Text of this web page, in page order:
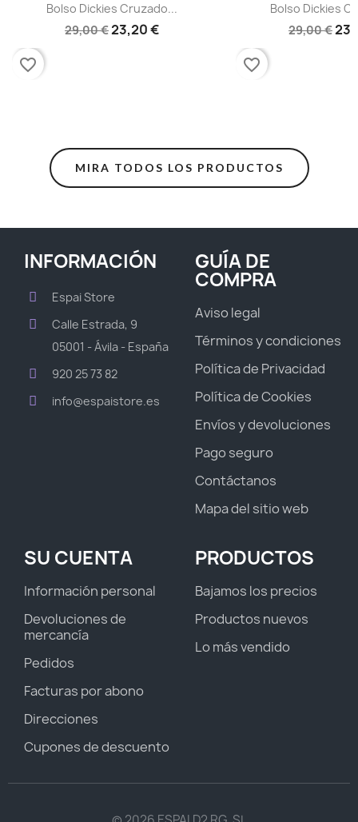
Bolso Dickies Cruzado...
29,00 €23,20 €
favorite_border
Bolso Dickies
29,00 €
favorite_border
MIRA TODOS LOS PRODUCTOS
INFORMACIÓN
Espai Store
Calle Estrada, 9
05001 - Ávila - España
920 25 73 82
info@espaistore.es
GUÍA DE
COMPRA
Aviso legal
Términos y condiciones
Política de Privacidad
Política de Cookies
Envíos y devoluciones
Pago seguro
Contáctanos
Mapa del sitio web
SU CUENTA
Información personal
Devoluciones de
mercancía
Pedidos
Facturas por abono
Direcciones
Cupones de descuento
PRODUCTOS
Bajamos los precios
Productos nuevos
Lo más vendido